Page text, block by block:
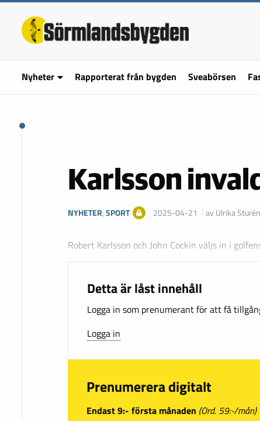
Nyheter Rapporterat från bygden Sveabörsen
Karlsson
NYHETER,SPORT 2025-04-21 av Ulrika Sturén
Robert Karlsson och John Cockin väljs in i
Detta är låst innehåll
Logga in som prenumerant för att få
Logga in
Prenumerera digitalt
Endast 9:- första månaden (Ord. 59:-/mån)